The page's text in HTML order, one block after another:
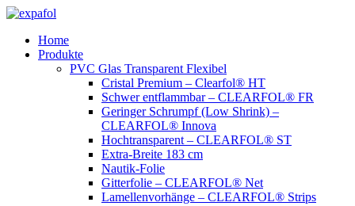
Zum
springenHome
Produkte
PVC Glas Transparent Flexibel
Cristal Premium – Clearfol® HT
Schwer entflammbar – CLEARFOL® FR
Geringer Schrumpf (Low Shrink) –
CLEARFOL® Innova
Hochtransparent – CLEARFOL® ST
Extra-Breite 183 cm
Nautik-Folie
Gitterfolie – CLEARFOL® Net
Lamellenvorhänge – CLEARFOL® Strips